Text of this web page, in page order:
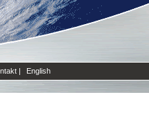
| English